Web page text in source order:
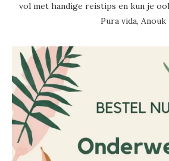
vol met handige reistips en kun je
Pura vida, Anouk